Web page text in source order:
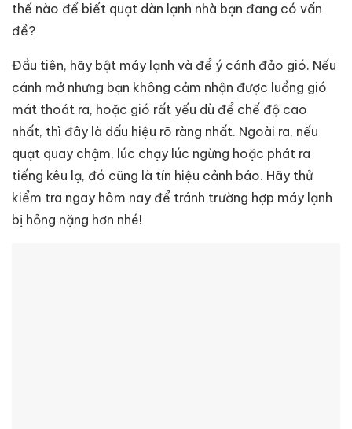
thế nào để biết quạt dàn lạnh nhà bạn đang có vấn
đề?
Đầu tiên, hãy bật máy lạnh và để ý cánh đảo gió. Nếu
cánh mở nhưng bạn không cảm nhận được luồng gió
mát thoát ra, hoặc gió rất yếu dù để chế độ cao
nhất, thì đây là dấu hiệu rõ ràng nhất. Ngoài ra, nếu
quạt quay chậm, lúc chạy lúc ngừng hoặc phát ra
tiếng kêu lạ, đó cũng là tín hiệu cảnh báo. Hãy thử
kiểm tra ngay hôm nay để tránh trường hợp máy lạnh
bị hỏng nặng hơn nhé!